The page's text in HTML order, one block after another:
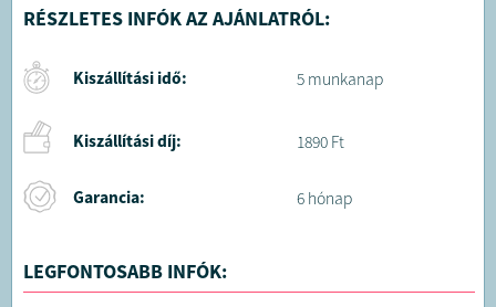
RÉSZLETES INFÓK AZ AJÁNLATRÓL:
Kiszállítási idő: 5 munkanap
Kiszállítási díj: 1890 Ft
Garancia: 6 hónap
LEGFONTOSABB INFÓK: